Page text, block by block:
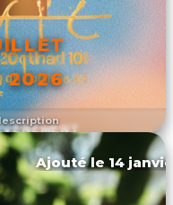
2026
Ajouté le 14